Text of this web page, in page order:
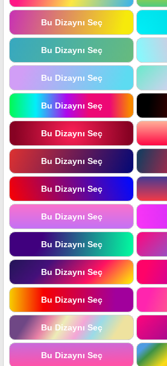
Bu Dizaynı Seç
Bu Dizaynı Seç
Bu Dizaynı Seç
Bu Dizaynı Seç
Bu Dizaynı Seç
Bu Dizaynı Seç
Bu Dizaynı Seç
Bu Dizaynı Seç
Bu Dizaynı Seç
Bu Dizaynı Seç
Bu Dizaynı Seç
Bu Dizaynı Seç
Bu Dizaynı Seç